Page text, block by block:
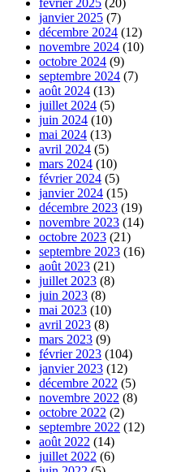
février 2025 (20)
janvier 2025 (7)
décembre 2024 (12)
novembre 2024 (10)
octobre 2024 (9)
septembre 2024 (7)
août 2024 (13)
juillet 2024 (5)
juin 2024 (10)
mai 2024 (13)
avril 2024 (5)
mars 2024 (10)
février 2024 (5)
janvier 2024 (15)
décembre 2023 (19)
novembre 2023 (14)
octobre 2023 (21)
septembre 2023 (16)
août 2023 (21)
juillet 2023 (8)
juin 2023 (8)
mai 2023 (10)
avril 2023 (8)
mars 2023 (9)
février 2023 (104)
janvier 2023 (12)
décembre 2022 (5)
novembre 2022 (8)
octobre 2022 (2)
septembre 2022 (12)
août 2022 (14)
juillet 2022 (6)